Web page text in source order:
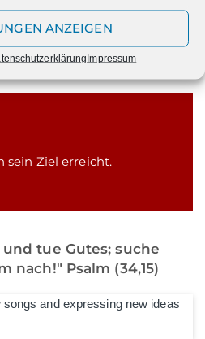
ANZEIGEN
Impressum
sein Ziel erreicht.
tue Gutes; suche
nach!" Psalm (34,15)
and expressing new ideas